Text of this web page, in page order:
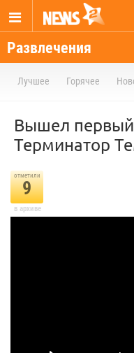
Развлечения
Лучшее Горячее
Вышел первый
Терминатор
отметили
9
в архиве